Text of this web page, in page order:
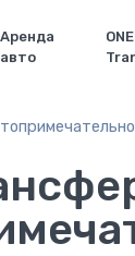
Аренда
авто
ONE